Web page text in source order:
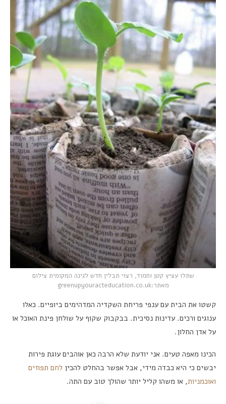
שתלו עציץ קטן וחמוד, רצוי תבלין חדש לגינה המקומית צילום
מאתר:greenupyouracteducation.co.uk
קשטו את הבית עם ענפי פריחת השקדיה המדהימים ביופיים. כאלו
ענוגים ורכים. עדינות נסיכית. בבקבוק שקוף על שולחן פינת האוכל או
על אדן החלון.
הכינו מאפה טעים. אני יודעת שלא הרבה כאן אוהבים עוגת פירות
יבשים כי היא כבדה מידי, אבל אפשר בהחלט להכין לחם תפוזים
ואוכמניות, או משהו קליל יותר שהולך טוב עם התה.